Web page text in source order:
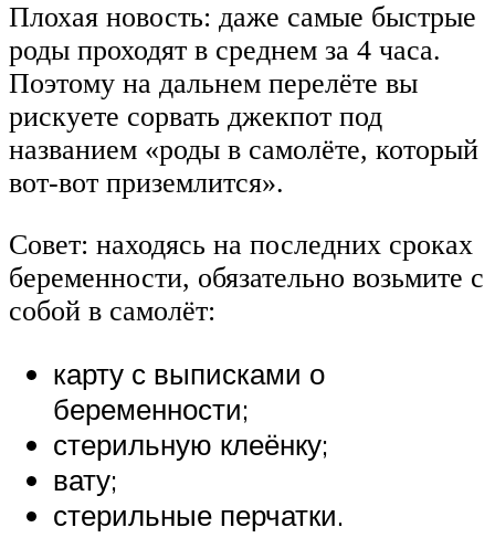
Плохая новость: даже самые быстрые
роды проходят в среднем за 4 часа.
Поэтому на дальнем перелёте вы
рискуете сорвать джекпот под
названием «роды в самолёте, который
вот-вот приземлится».
Совет: находясь на последних сроках
беременности, обязательно возьмите с
собой в самолёт:
карту с выписками о
беременности;
стерильную клеёнку;
вату;
стерильные перчатки.